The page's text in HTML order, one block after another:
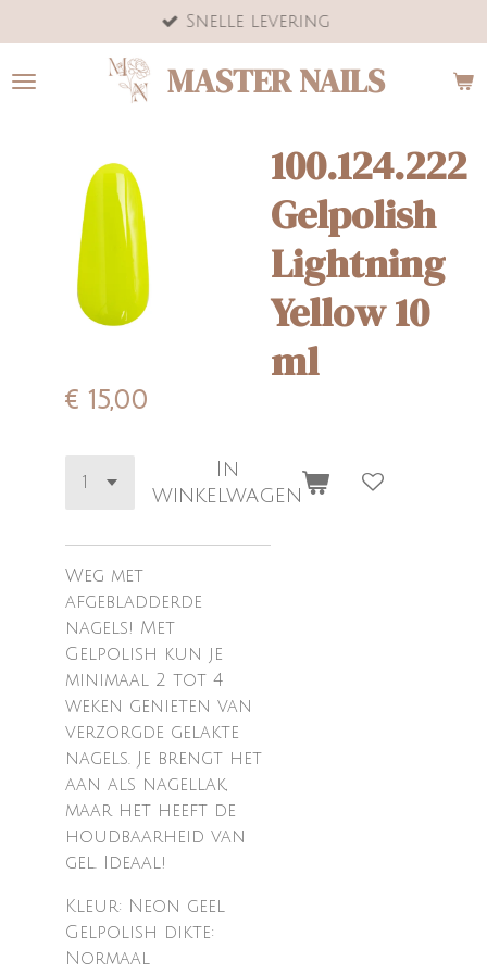
direct
naar
MASTER NAILS
Snelle levering
100.124.222
Gelpolish
Lightning
Yellow 10
ml
€ 15,00
In
winkelwagen
Weg met
afgebladderde
nagels! Met
Gelpolish kun je
minimaal 2 tot 4
weken genieten van
verzorgde gelakte
nagels. Je brengt het
aan als nagellak,
maar het heeft de
houdbaarheid van
gel. Ideaal!
Kleur: Neon geel
Gelpolish dikte:
Normaal